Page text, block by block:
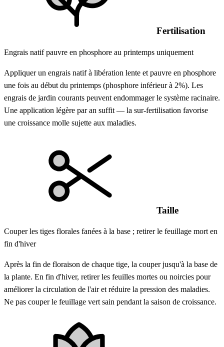
Fertilisation
Engrais natif pauvre en phosphore au printemps uniquement
Appliquer un engrais natif à libération lente et pauvre en phosphore
une fois au début du printemps (phosphore inférieur à 2%). Les
engrais de jardin courants peuvent endommager le système racinaire.
Une application légère par an suffit — la sur-fertilisation favorise
une croissance molle sujette aux maladies.
Taille
Couper les tiges florales fanées à la base ; retirer le feuillage mort en
fin d'hiver
Après la fin de floraison de chaque tige, la couper jusqu'à la base de
la plante. En fin d'hiver, retirer les feuilles mortes ou noircies pour
améliorer la circulation de l'air et réduire la pression des maladies.
Ne pas couper le feuillage vert sain pendant la saison de croissance.